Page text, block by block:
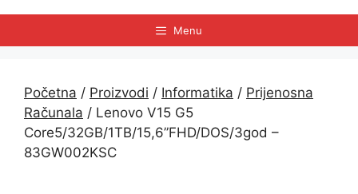
Menu
Početna / Proizvodi / Informatika / Prijenosna
Računala / Lenovo V15 G5
Core5/32GB/1TB/15,6”FHD/DOS/3god –
83GW002KSC